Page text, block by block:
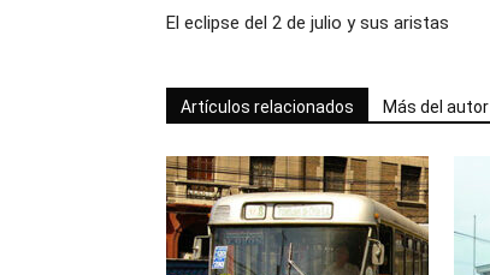
El eclipse del 2 de julio y sus aristas
Artículos relacionados Más del autor